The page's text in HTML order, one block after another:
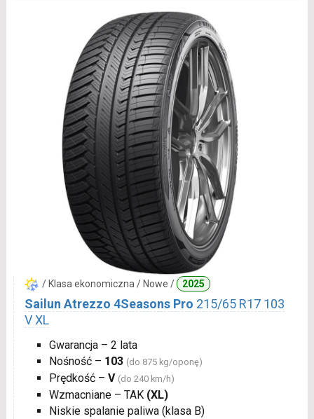
/ Klasa ekonomiczna / Nowe / 2025
Sailun Atrezzo 4Seasons Pro 215/65 R17 103
V XL
Gwarancja – 2 lata
Nośność – 103 (do 875 kg/oponę)
Prędkość – V (do 240 km/h)
Wzmacniane – TAK (XL)
Niskie spalanie paliwa (klasa B)